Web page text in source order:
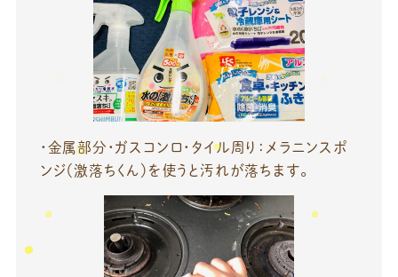
・金属部分・ガスコンロ・タイル周り：メラニンスポ
ンジ（激落ちくん）を使うと汚れが落ちます。